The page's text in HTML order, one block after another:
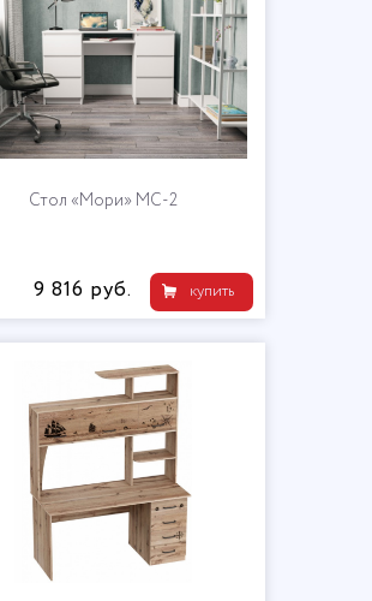
Стол «Мори» МС-2
купить
9 816 руб.